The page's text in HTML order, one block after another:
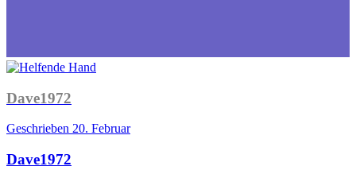
Dave1972
Geschrieben 20. Februar
Dave1972